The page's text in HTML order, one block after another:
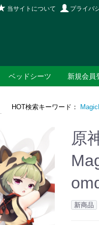
当サイトについて プライバ
HOT検索キーワード：
ベッドシーツ 新規会員
原
新商品